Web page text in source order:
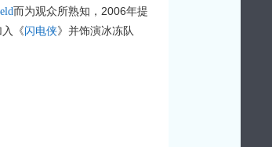
而为观众所熟知，2006年提
《闪电侠》并饰演冰冻队